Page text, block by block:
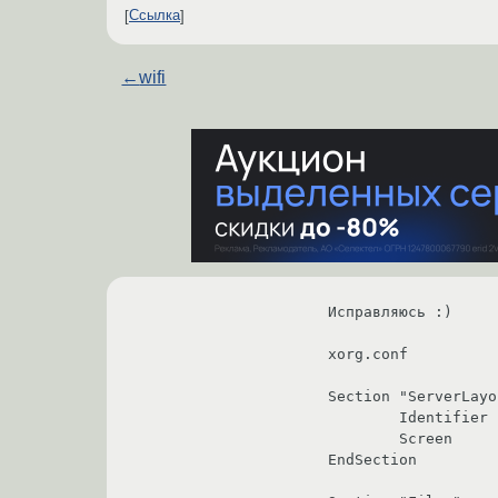
Ссылка
←wifi
Исправляюсь :)
xorg.conf
Section
EndSection